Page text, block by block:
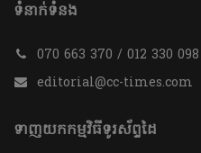
ទំនាក់ទំនង
070 663 370 / 012 330 098
editorial@cc-times.com
ទាញយកកម្មវិធីទូរស័ព្ទដៃ